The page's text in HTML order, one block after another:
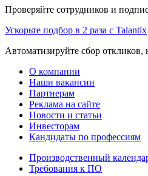
Проверяйте сотрудников и
Ускорьте подбор в 2 раза с Talantix
Автоматизируйте сбор откликов,
О компании
Наши вакансии
Партнерам
Реклама на сайте
Новости и статьи
Инвесторам
Кандидаты по профессиям
Производственный
Требования к ПО